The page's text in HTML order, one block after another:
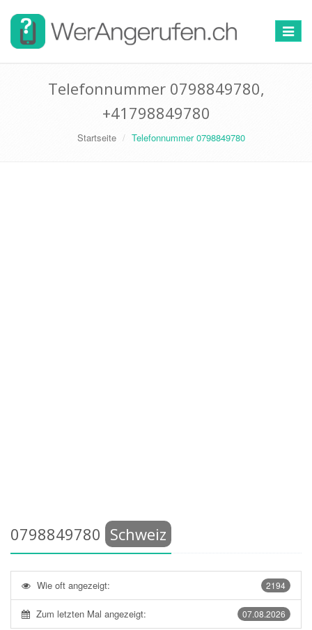
Toggle
Telefonnummer 0798849780,
+41798849780
Startseite Telefonnummer 0798849780
0798849780 Schweiz
2194
Wie oft angezeigt:
07.08.2026
Zum letzten Mal angezeigt: